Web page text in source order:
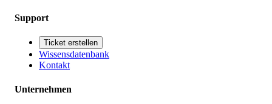
Support
Ticket erstellen
Wissensdatenbank
Kontakt
Unternehmen